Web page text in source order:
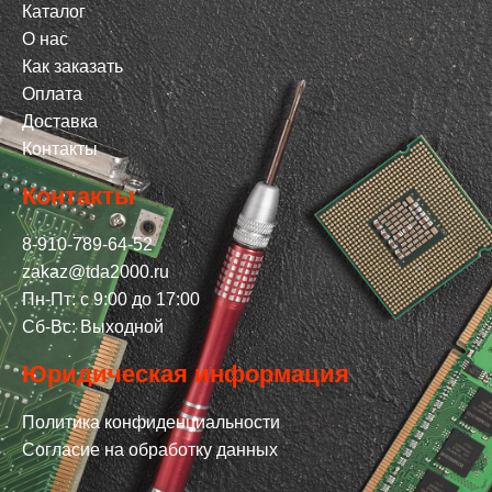
Каталог
О нас
Как заказать
Оплата
Доставка
Контакты
Контакты
8-910-789-64-52
zakaz@tda2000.ru
Пн-Пт: с 9:00 до 17:00
Сб-Вс: Выходной
Юридическая информация
Политика конфиденциальности
Согласие на обработку данных